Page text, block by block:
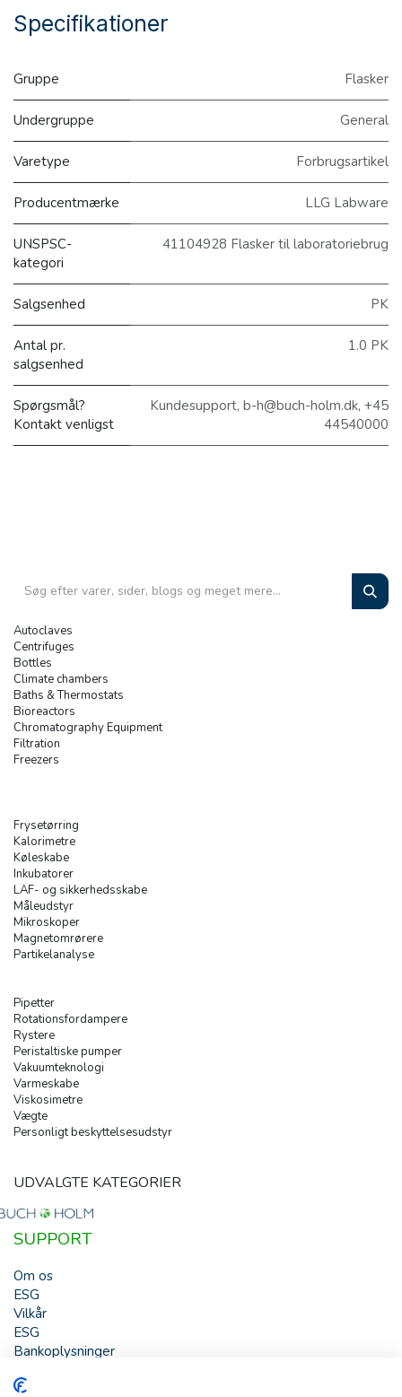
Specifikationer
Gruppe Flasker
Undergruppe General
Varetype Forbrugsartikel
Producentmærke LLG Labware
UNSPSC-
kategori
41104928 Flasker til laboratoriebrug
Salgsenhed PK
Antal pr.
salgsenhed
1.0 PK
Spørgsmål?
Kontakt venligst
Kundesupport, b-h@buch-holm.dk, +45
44540000
Autoclaves
Centrifuges
Bottles
Climate chambers
Baths & Thermostats
Bioreactors
Chromatography Equipment
Filtration
Freezers
Frysetørring
Kalorimetre
Køleskabe
Inkubatorer
LAF- og sikkerhedsskabe
Måleudstyr
Mikroskoper
Magnetomrørere
Partikelanalyse
Pipetter
Rotationsfordampere
Rystere
Peristaltiske pumper
Vakuumteknologi
Varmeskabe
Viskosimetre
Vægte
Personligt beskyttelsesudstyr
UDVALGTE KATEGORIER
SUPPORT
Om os
ESG
Vilkår
ESG
Bankoplysninger
HJÆLP